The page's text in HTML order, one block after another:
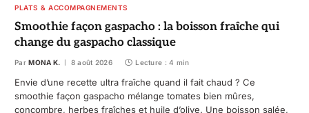
PLATS & ACCOMPAGNEMENTS
Smoothie façon gaspacho : la boisson fraîche qui
change du gaspacho classique
Par MONA K. 8 août 2026 Lecture : 4 min
Envie d’une recette ultra fraîche quand il fait chaud ? Ce
smoothie façon gaspacho mélange tomates bien mûres,
concombre, herbes fraîches et huile d’olive. Une boisson salée,